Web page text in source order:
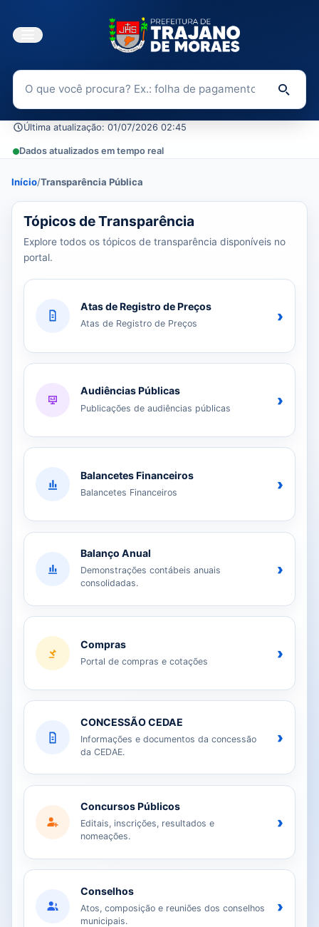
Buscar no Portal da Transparência
Última atualização: 01/07/2026 02:45
Dados atualizados em tempo real
Início/Transparência Pública
39 tópicos carregados do banco de dados.
Tópicos de Transparência
Explore todos os tópicos de transparência disponíveis no
portal.
Atas de Registro de Preços
Atas de Registro de Preços ›
Audiências Públicas
Publicações de audiências públicas ›
Balancetes Financeiros
Balancetes Financeiros ›
Balanço Anual
Demonstrações contábeis anuais
consolidadas.
›
Compras
Portal de compras e cotações ›
CONCESSÃO CEDAE
Informações e documentos da concessão
da CEDAE.
›
Concursos Públicos
Editais, inscrições, resultados e
nomeações.
›
Conselhos
Atos, composição e reuniões dos conselhos
municipais.
›